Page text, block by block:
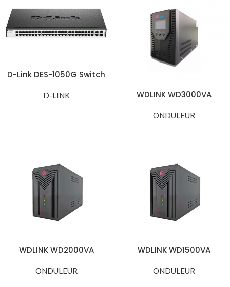
D-Link DES-1050G Switch
Manageable 48 Ports
D-LINK
WDLINK WD3000VA
ONDULEUR
WDLINK WD2000VA
ONDULEUR
WDLINK WD1500VA
ONDULEUR